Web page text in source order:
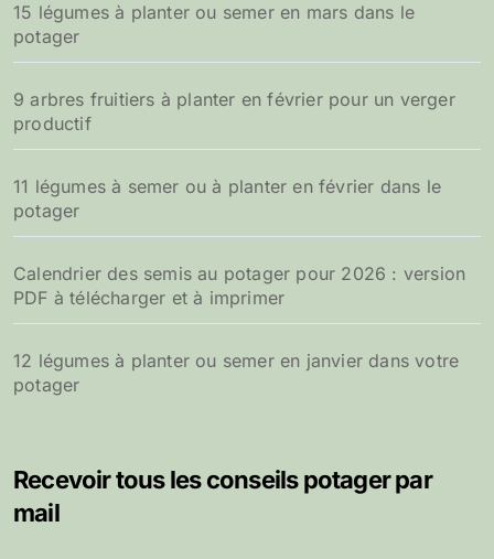
15 légumes à planter ou semer en mars dans le
potager
9 arbres fruitiers à planter en février pour un verger
productif
11 légumes à semer ou à planter en février dans le
potager
Calendrier des semis au potager pour 2026 : version
PDF à télécharger et à imprimer
12 légumes à planter ou semer en janvier dans votre
potager
Recevoir tous les conseils potager par
mail